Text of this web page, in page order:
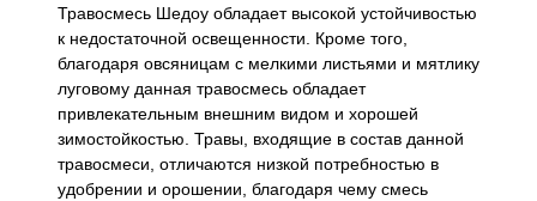
Травосмесь Шедоу обладает высокой устойчивостью
к недостаточной освещенности. Кроме того,
благодаря овсяницам с мелкими листьями и мятлику
луговому данная травосмесь обладает
привлекательным внешним видом и хорошей
зимостойкостью. Травы, входящие в состав данной
травосмеси, отличаются низкой потребностью в
удобрении и орошении, благодаря чему смесь